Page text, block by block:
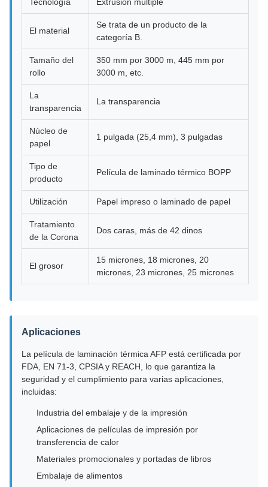
El material
Se trata de un producto de la
categoría B.
Tamaño del
rollo
350 mm por 3000 m, 445 mm por
3000 m, etc.
La
transparencia
La transparencia
Núcleo de
papel
1 pulgada (25,4 mm), 3 pulgadas
Tipo de
producto
Película de laminado térmico BOPP
Utilización Papel impreso o laminado de papel
Tratamiento
de la Corona
Dos caras, más de 42 dinos
El grosor
15 micrones, 18 micrones, 20
micrones, 23 micrones, 25 micrones
Aplicaciones
La película de laminación térmica AFP está certificada por
FDA, EN 71-3, CPSIA y REACH, lo que garantiza la
seguridad y el cumplimiento para varias aplicaciones,
incluidas:
Industria del embalaje y de la impresión
Aplicaciones de películas de impresión por
transferencia de calor
Materiales promocionales y portadas de libros
Embalaje de alimentos